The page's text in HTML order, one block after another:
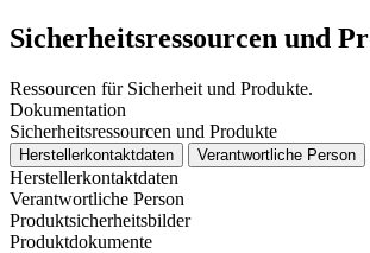
Sicherheitsressourcen und
Ressourcen für Sicherheit und Produkte.
Dokumentation
Sicherheitsressourcen und Produkte
Herstellerkontaktdaten Verantwortliche Person
Herstellerkontaktdaten
Verantwortliche Person
Produktsicherheitsbilder
Produktdokumente